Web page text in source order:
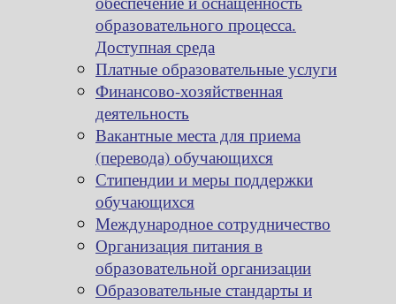
образовательного процесса.
Доступная среда
Платные образовательные услуги
Финансово-хозяйственная
деятельность
Вакантные места для приема
(перевода) обучающихся
Стипендии и меры поддержки
обучающихся
Международное сотрудничество
Организация питания в
образовательной организации
Образовательные стандарты и